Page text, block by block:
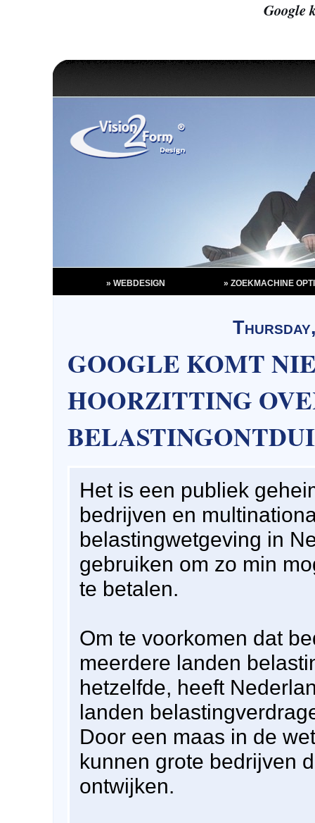
Google
GOOGLE KOMT
HOORZITTING
Het is een publiek
bedrijven en
belastingwetgeving in
gebruiken om zo min
te betalen.
Om te voorkomen dat
meerdere landen
hetzelfde, heeft
landen
Door een maas in de
kunnen grote bedrijven
ontwijken.
» WEBDESIGN » ZOEKMACHINE